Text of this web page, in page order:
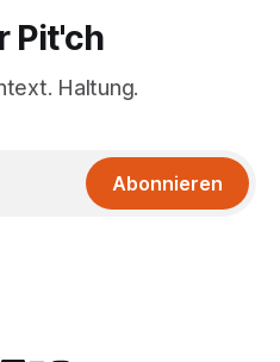
Pit'ch
Haltung.
Abonnieren